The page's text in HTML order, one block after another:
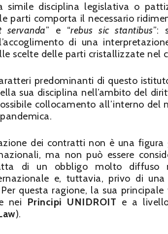
simile disciplina legislativa o
parti comporta il necessario
servanda” e “rebus sic stantibus”:
di una
scelte delle parti cristallizzate nel
predominanti di questo
sua disciplina nell’ambito del
collocamento all’interno
dei contratti non è una
ma non può essere
di un obbligo molto diffuso
e, tuttavia, privo di una
questa ragione, la sua
nei Principi UNIDROIT e a
).